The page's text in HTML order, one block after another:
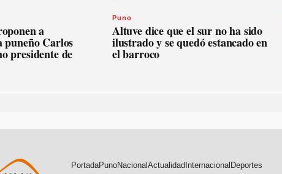
a
puneño Carlos
presidente de
Puno
Altuve dice que el sur no ha sido
ilustrado y se quedó estancado en
el barroco
PortadaPunoNacionalActualidadInternacionalDeportes